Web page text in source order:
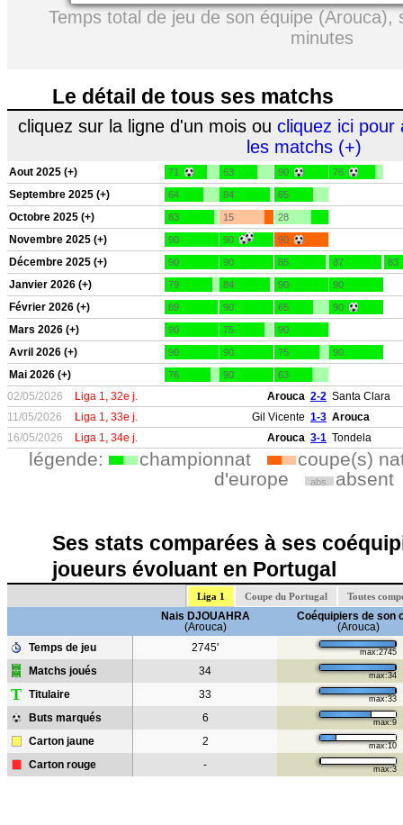
Temps total de jeu de son équipe (Arouca),
minutes
Le détail de tous ses matchs
cliquez sur la ligne d'un mois ou cliquez ici pour
les matchs (+)
Aout 2025 (+) 71 63 90 76
Septembre 2025 (+) 64 84 65
Octobre 2025 (+) 83 15 28
Novembre 2025 (+) 90 90 90
Décembre 2025 (+) 90 90 85 87 83
Janvier 2026 (+) 79 84 90 90
Février 2026 (+) 89 90 65 90
Mars 2026 (+) 90 75 90
Avril 2026 (+) 90 90 75 90
Mai 2026 (+) 76 90 63
02/05/2026 Liga 1, 32e j. Arouca 2-2 Santa Clara
11/05/2026
Liga 1, 33e j. Gil Vicente 1-3 Arouca
16/05/2026
Liga 1, 34e j. Arouca 3-1 Tondela
légende: championnat
coupe(s)
d'europe
abs. absent
Ses stats comparées à ses
joueurs évoluant en Portugal
Liga 1 Coupe du Portugal Toutes
Nais DJOUAHRA
(Arouca)
Coéquipiers de son
(Arouca)
Temps de jeu
2745' max:2745
Matchs joués 34 max:34
T Titulaire 33 max:33
Buts marqués 6 max:9
Carton jaune 2 max:10
Carton rouge - max:3